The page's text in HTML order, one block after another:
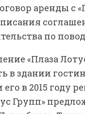
аренды с
по
«Плаза
в здании
в 2015 году
Групп»